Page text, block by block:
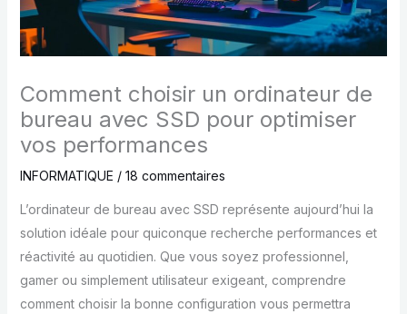
Comment choisir un ordinateur de
bureau avec SSD pour optimiser
vos performances
INFORMATIQUE / 18 commentaires
L’ordinateur de bureau avec SSD représente aujourd’hui la
solution idéale pour quiconque recherche performances et
réactivité au quotidien. Que vous soyez professionnel,
gamer ou simplement utilisateur exigeant, comprendre
comment choisir la bonne configuration vous permettra